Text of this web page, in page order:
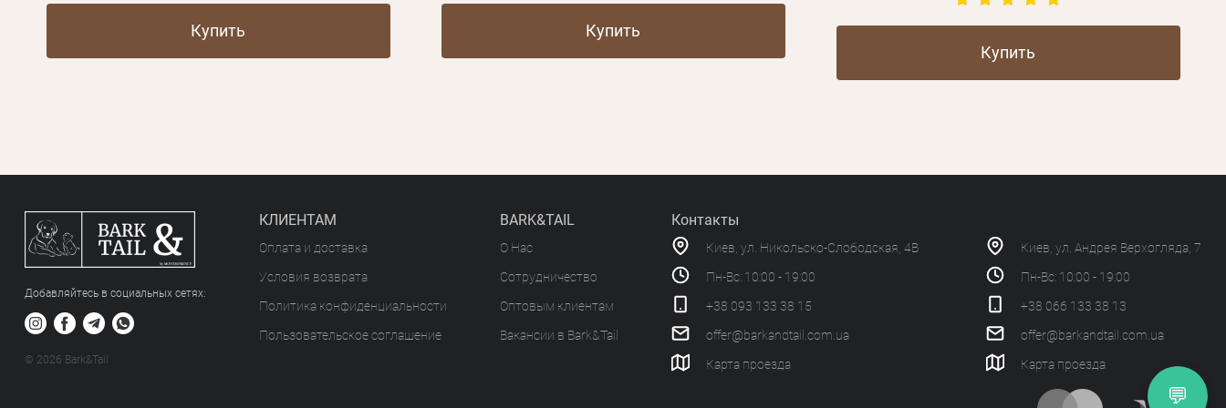
Купить Купить
Купить
Добавляйтесь в социальных сетяx:
© 2026 Bark&Tail
КЛИЕНТАМ
Оплата и доставка
Условия возврата
Политика конфиденциальности
Пользовательское соглашение
BARK&TAIL
О Нас
Сотрудничество
Оптовым клиентам
Вакансии в Bark&Tail
Контакты
Киев, ул. Никольско-Слободская, 4В
Пн-Вс: 10:00 - 19:00
+38 093 133 38 15
offer@barkandtail.com.ua
Карта проезда
Киев, ул. Андрея Верхогляда, 7
Пн-Вс: 10:00 - 19:00
+38 066 133 38 13
offer@barkandtail.com.ua
Карта проезда
💬